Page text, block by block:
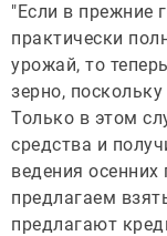
"Если в прежние
практически
урожай, то
зерно,
Только в этом
средства и
ведения осенних
предлагаем
предлагают